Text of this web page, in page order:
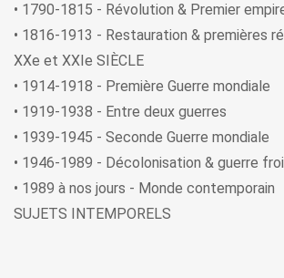
• 1790-1815 - Révolution & Premier
• 1816-1913 - Restauration & premières
XXe et XXIe SIÈCLE
• 1914-1918 - Première Guerre mondiale
• 1919-1938 - Entre deux guerres
• 1939-1945 - Seconde Guerre mondiale
• 1946-1989 - Décolonisation & guerre
• 1989 à nos jours - Monde contemporain
SUJETS INTEMPORELS